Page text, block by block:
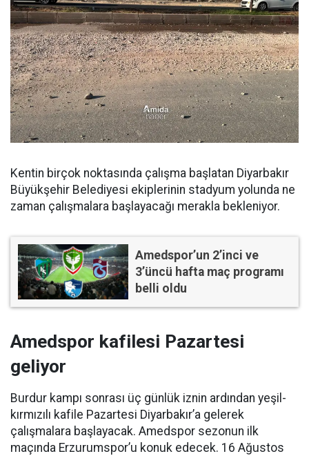
Kentin birçok noktasında çalışma başlatan Diyarbakır
Büyükşehir Belediyesi ekiplerinin stadyum yolunda ne
zaman çalışmalara başlayacağı merakla bekleniyor.
Amedspor’un 2’inci ve
3’üncü hafta maç programı
belli oldu
Amedspor kafilesi Pazartesi
geliyor
Burdur kampı sonrası üç günlük iznin ardından yeşil-
kırmızılı kafile Pazartesi Diyarbakır’a gelerek
çalışmalara başlayacak. Amedspor sezonun ilk
maçında Erzurumspor’u konuk edecek. 16 Ağustos